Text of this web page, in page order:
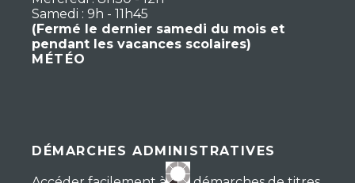
Samedi : 9h - 11h45
(Fermé le dernier samedi du mois et
pendant les vacances scolaires)
MÉTÉO
DÉMARCHES ADMINISTRATIVES